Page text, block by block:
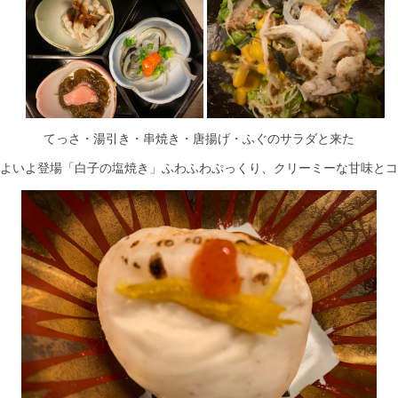
てっさ・湯引き・串焼き・唐揚げ・ふぐのサラダと来た
いよ登場「白子の塩焼き」ふわふわぷっくり、クリーミーな甘味と